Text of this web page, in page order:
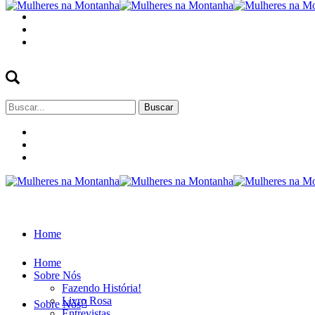
Buscar
por:
Home
Sobre Nós
Home
Sobre Nós
Fazendo História!
Livro Rosa